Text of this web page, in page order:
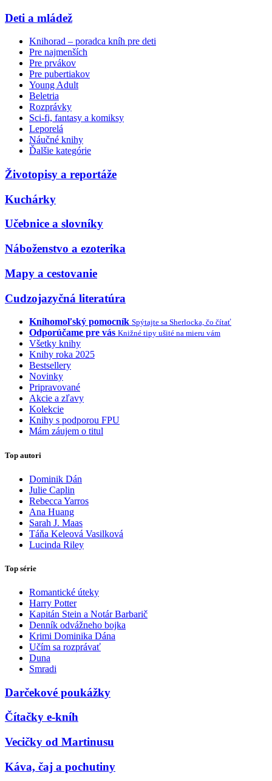
Deti a mládež
Knihorad – poradca kníh pre deti
Pre najmenších
Pre prvákov
Pre pubertiakov
Young Adult
Beletria
Rozprávky
Sci-fi, fantasy a komiksy
Leporelá
Náučné knihy
Ďalšie kategórie
Životopisy a reportáže
Kuchárky
Učebnice a slovníky
Náboženstvo a ezoterika
Mapy a cestovanie
Cudzojazyčná literatúra
Knihomoľský pomocník Spýtajte sa Sherlocka, čo čítať
Odporúčame pre vás Knižné tipy ušité na mieru vám
Všetky knihy
Knihy roka 2025
Bestsellery
Novinky
Pripravované
Akcie a zľavy
Kolekcie
Knihy s podporou FPU
Mám záujem o titul
Top autori
Dominik Dán
Julie Caplin
Rebecca Yarros
Ana Huang
Sarah J. Maas
Táňa Keleová Vasilková
Lucinda Riley
Top série
Romantické úteky
Harry Potter
Kapitán Stein a Notár Barbarič
Denník odvážneho bojka
Krimi Dominika Dána
Učím sa rozprávať
Duna
Smradi
Darčekové poukážky
Čítačky e-kníh
Vecičky od Martinusu
Káva, čaj a pochutiny